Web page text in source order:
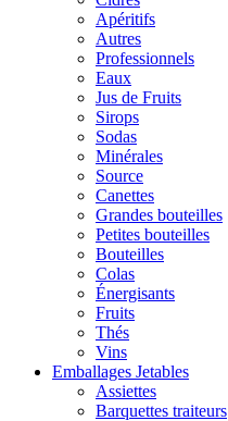
Apéritifs
Autres
Professionnels
Eaux
Jus de Fruits
Sirops
Sodas
Minérales
Source
Canettes
Grandes bouteilles
Petites bouteilles
Bouteilles
Colas
Énergisants
Fruits
Thés
Vins
Emballages Jetables
Assiettes
Barquettes traiteurs